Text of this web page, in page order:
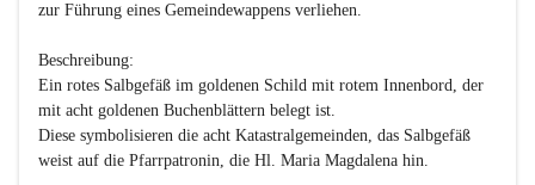
zur Führung eines Gemeindewappens verliehen.
Beschreibung:
Ein rotes Salbgefäß im goldenen Schild mit rotem Innenbord, der
mit acht goldenen Buchenblättern belegt ist.
Diese symbolisieren die acht Katastralgemeinden, das Salbgefäß